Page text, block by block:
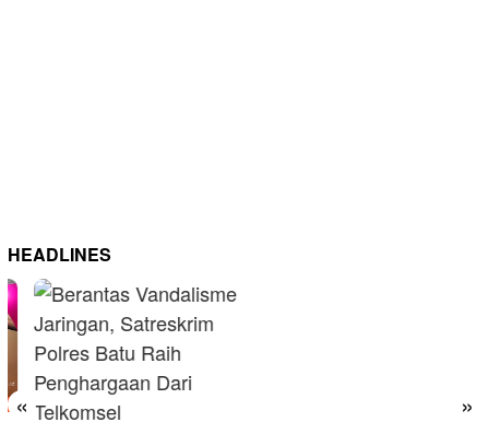
HEADLINES
« »